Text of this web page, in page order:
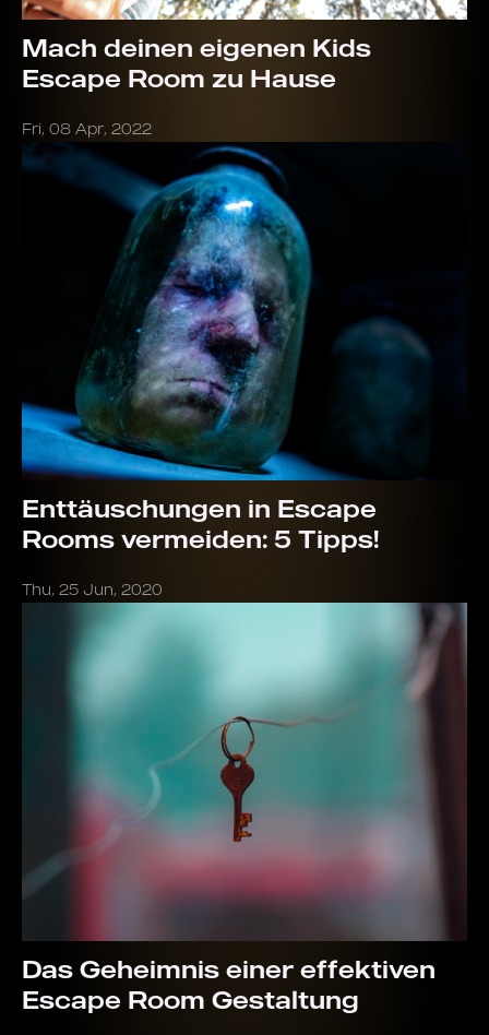
Mach deinen eigenen Kids
Escape Room zu Hause
Fri, 08 Apr, 2022
Enttäuschungen in Escape
Rooms vermeiden: 5 Tipps!
Thu, 25 Jun, 2020
Das Geheimnis einer effektiven
Escape Room Gestaltung